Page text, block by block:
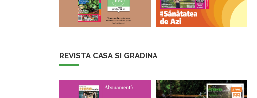
REVISTA CASA SI GRADINA